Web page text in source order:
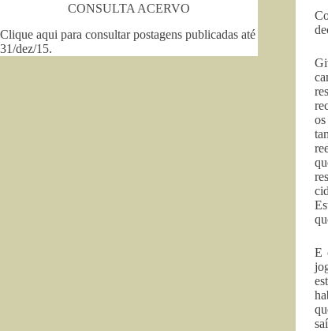
E
CONSULTA ACERVO
Clique aqui para consultar postagens publicadas até
31/dez/15.